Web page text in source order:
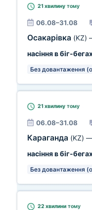
21 хвилину тому
06.08–31.08
Осакарівка (KZ)
насіння в біг-
Без довантаження
21 хвилину тому
06.08–31.08
Караганда (KZ)
насіння в біг-
Без довантаження
22 хвилини тому